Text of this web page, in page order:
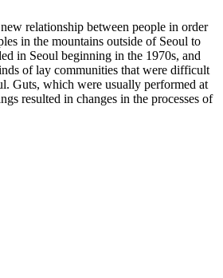
relationship between people in order
in the mountains outside of Seoul to
in Seoul beginning in the 1970s, and
of lay communities that were difficult
Guts, which were usually performed at
resulted in changes in the processes of